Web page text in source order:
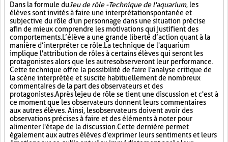
Dans la formule duJeu de rôle - Technique de l'aquarium, les
élèves sont invités à faire une interprétation spontanée et
subjective du rôle d'un personnage dans une situation précise
afin de mieux comprendre les motivations qui justifient des
comportements. L’élève a une grande liberté d’action quant à la
manière d’interpréter ce rôle. La technique de l'aquarium
implique l'attribution de rôles à certains élèves qui seront les
protagonistes alors que les autres observeront leur performance.
Cette technique offre la possibilité de faire l'analyse critique de
la scène interprétée et suscite habituellement de nombreux
commentaires de la part des observateurs et des
protagonistes. Après le jeu de rôle se tient une discussion et c'est à
ce moment que les observateurs donnent leurs commentaires
aux autres élèves. Ainsi, les observateurs doivent avoir des
observations précises à faire et des éléments à noter pour
alimenter l'étape de la discussion. Cette dernière permet
également aux autres élèves d'exprimer leurs sentiments et leurs